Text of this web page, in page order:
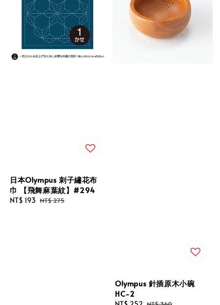
日本Olympus 刺子繡花布
巾 【飛舞麻葉紋】#294
Sale
NT$ 193 Regular
NT$ 275
Olympus 針插原木小碗
HC-2